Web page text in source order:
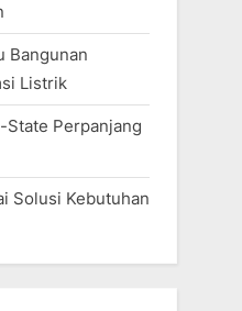
Bangunan
Listrik
State Perpanjang
Solusi Kebutuhan